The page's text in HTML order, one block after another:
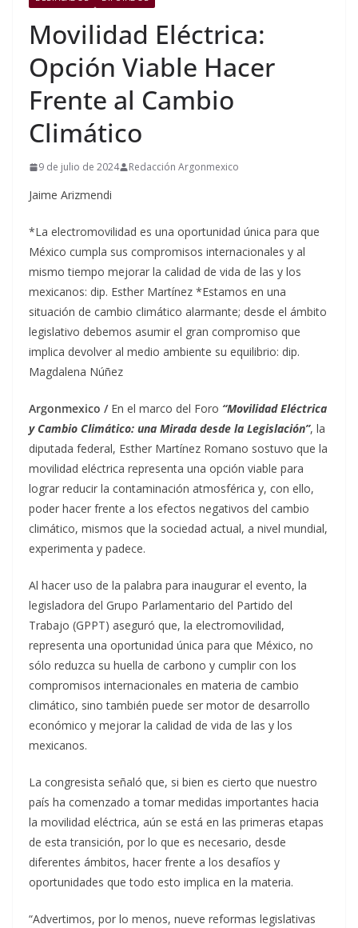
Movilidad Eléctrica:
Opción Viable Hacer
Frente al Cambio
Climático
9 de julio de 2024 Redacción Argonmexico
Jaime Arizmendi
*La electromovilidad es una oportunidad única para que
México cumpla sus compromisos internacionales y al
mismo tiempo mejorar la calidad de vida de las y los
mexicanos: dip. Esther Martínez *Estamos en una
situación de cambio climático alarmante; desde el ámbito
legislativo debemos asumir el gran compromiso que
implica devolver al medio ambiente su equilibrio: dip.
Magdalena Núñez
Argonmexico / En el marco del Foro “Movilidad Eléctrica
y Cambio Climático: una Mirada desde la Legislación”, la
diputada federal, Esther Martínez Romano sostuvo que la
movilidad eléctrica representa una opción viable para
lograr reducir la contaminación atmosférica y, con ello,
poder hacer frente a los efectos negativos del cambio
climático, mismos que la sociedad actual, a nivel mundial,
experimenta y padece.
Al hacer uso de la palabra para inaugurar el evento, la
legisladora del Grupo Parlamentario del Partido del
Trabajo (GPPT) aseguró que, la electromovilidad,
representa una oportunidad única para que México, no
sólo reduzca su huella de carbono y cumplir con los
compromisos internacionales en materia de cambio
climático, sino también puede ser motor de desarrollo
económico y mejorar la calidad de vida de las y los
mexicanos.
La congresista señaló que, si bien es cierto que nuestro
país ha comenzado a tomar medidas importantes hacia
la movilidad eléctrica, aún se está en las primeras etapas
de esta transición, por lo que es necesario, desde
diferentes ámbitos, hacer frente a los desafíos y
oportunidades que todo esto implica en la materia.
“Advertimos, por lo menos, nueve reformas legislativas